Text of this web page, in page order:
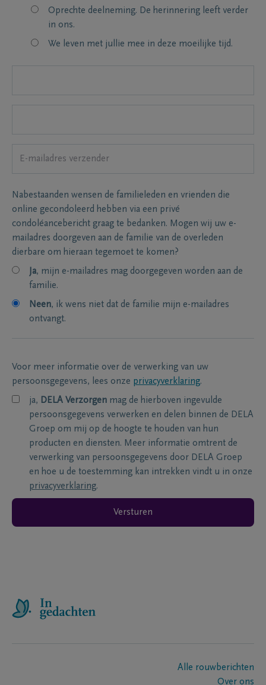
Oprechte deelneming. De herinnering leeft verder
in ons.
We leven met jullie mee in deze moeilijke tijd.
Nabestaanden wensen de familieleden en vrienden die
online gecondoleerd hebben via een privé
condoléancebericht graag te bedanken. Mogen wij uw e-
mailadres doorgeven aan de familie van de overleden
dierbare om hieraan tegemoet te komen?
Ja, mijn e-mailadres mag doorgegeven worden aan de
familie.
Neen, ik wens niet dat de familie mijn e-mailadres
ontvangt.
Voor meer informatie over de verwerking van uw
persoonsgegevens, lees onze privacyverklaring.
ja, DELA Verzorgen mag de hierboven ingevulde
persoonsgegevens verwerken en delen binnen de DELA
Groep om mij op de hoogte te houden van hun
producten en diensten. Meer informatie omtrent de
verwerking van persoonsgegevens door DELA Groep
en hoe u de toestemming kan intrekken vindt u in onze
privacyverklaring.
Versturen
Alle rouwberichten
Over ons